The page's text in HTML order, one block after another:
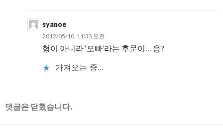
syanoe
2012/05/10, 11:33 오전
형이 아니라 ‘오빠’라는 후문이… 응?
가져오는 중...
댓글은 닫혔습니다.